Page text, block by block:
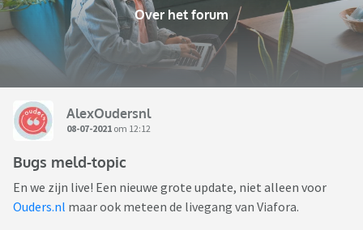
Over het forum
AlexOudersnl
08-07-2021 om 12:12
Bugs meld-topic
En we zijn live! Een nieuwe grote update, niet alleen voor
Ouders.nl maar ook meteen de livegang van Viafora.